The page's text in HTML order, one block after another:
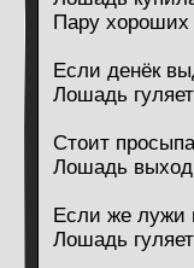
Пару
Если денёк
Лошадь
Стоит
Лошадь
Если же лужи
Лошадь